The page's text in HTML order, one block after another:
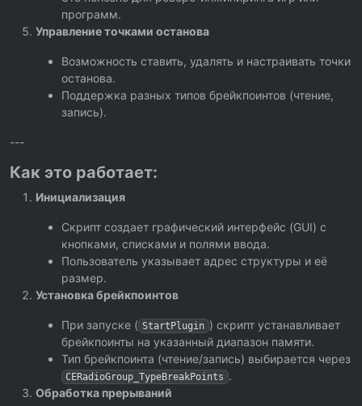
программ.
Управление точками останова
Возможность ставить, удалять и настраивать точки
останова.
Поддержка разных типов брейкпоинтов (чтение,
запись).
---
Как это работает:
Инициализация
Скрипт создает графический интерфейс (GUI) с
кнопками, списками и полями ввода.
Пользователь указывает адрес структуры и её
размер.
Установка брейкпоинтов
При запуске ( StartPlugin ) скрипт устанавливает
брейкпоинты на указанный диапазон памяти.
Тип брейкпоинта (чтение/запись) выбирается через
CERadioGroup_TypeBreakPoints .
Обработка прерываний